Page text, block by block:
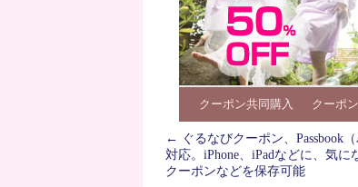
クーポン共同購入 クーポ
← ぐるなびクーポン、Passbook
対応。iPhone、iPadなどに、気に
クーポンなどを保存可能